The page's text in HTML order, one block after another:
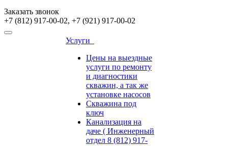
Заказать звонок
+7 (812) 917-00-02, +7 (921) 917-00-02
Услуги
Цены на выездные
услуги по ремонту
и диагностики
скважин, а так же
установке насосов
Скважина под
ключ
Канализация на
даче ( Инженерный
отдел 8 (812) 917-